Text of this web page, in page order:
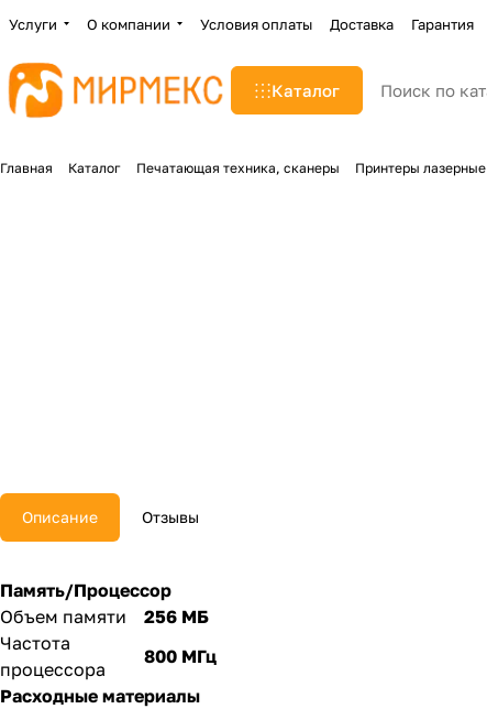
Услуги О компании Условия оплаты Доставка Гарантия
Каталог
Главная Каталог Печатающая техника, сканеры Принтеры лазерные
Описание Отзывы
Память/Процессор
Объем памяти
256 МБ
Частота
процессора
800 МГц
Расходные материалы